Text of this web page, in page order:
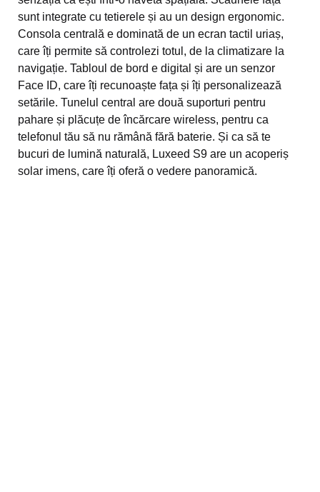
sunt integrate cu tetierele și au un design ergonomic.
Consola centrală e dominată de un ecran tactil uriaș,
care îți permite să controlezi totul, de la climatizare la
navigație. Tabloul de bord e digital și are un senzor
Face ID, care îți recunoaște fața și îți personalizează
setările. Tunelul central are două suporturi pentru
pahare și plăcuțe de încărcare wireless, pentru ca
telefonul tău să nu rămână fără baterie. Și ca să te
bucuri de lumină naturală, Luxeed S9 are un acoperiș
solar imens, care îți oferă o vedere panoramică.